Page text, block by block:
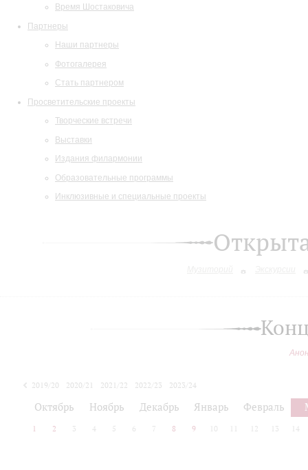
Время Шостаковича
Партнеры
Наши партнеры
Фотогалерея
Стать партнером
Просветительские проекты
Творческие встречи
Выставки
Издания филармонии
Образовательные программы
Инклюзивные и специальные проекты
2019/20 2020/21 2021/22 2022/23
2023/24
Октябрь Ноябрь Декабрь Январь Февраль
1 2 3 4 5 6 7 8 9 10 12 13 14